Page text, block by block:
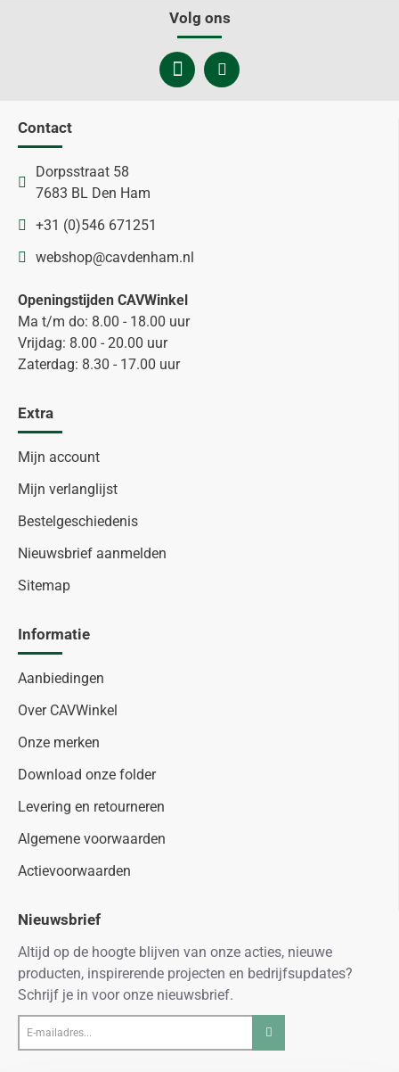
Volg ons
Contact
Dorpsstraat 58
7683 BL Den Ham
+31 (0)546 671251
webshop@cavdenham.nl
Openingstijden CAVWinkel
Ma t/m do: 8.00 - 18.00 uur
Vrijdag: 8.00 - 20.00 uur
Zaterdag: 8.30 - 17.00 uur
Extra
Mijn account
Mijn verlanglijst
Bestelgeschiedenis
Nieuwsbrief aanmelden
Sitemap
Informatie
Aanbiedingen
Over CAVWinkel
Onze merken
Download onze folder
Levering en retourneren
Algemene voorwaarden
Actievoorwaarden
Nieuwsbrief
Altijd op de hoogte blijven van onze acties, nieuwe
producten, inspirerende projecten en bedrijfsupdates?
Schrijf je in voor onze nieuwsbrief.
mailadres...